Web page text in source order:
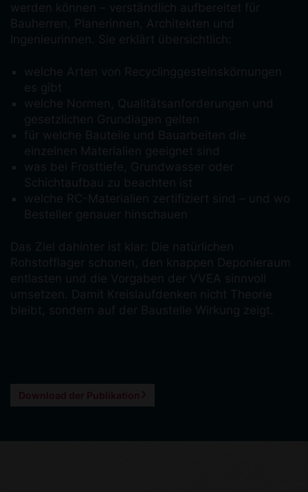
werden können – verständlich aufbereitet für
Bauherren, Planerinnen, Architekten und
Ingenieurinnen. Sie erklärt übersichtlich:
welche Arten von Recyclinggesteinskörnungen
es gibt
welche Normen, Qualitätsanforderungen und
gesetzlichen Grundlagen gelten
für welche Bauteile und Bauarbeiten die
einzelnen Materialien geeignet sind
was bei Frosttiefe, Grundwasser oder
Schichtaufbau zu beachten ist
welche RC-Materialien zertifiziert sind – und wo
Besteller genauer hinschauen
Das Ziel dahinter ist klar: Die natürlichen
Rohstofflager schonen, den knappen Deponieraum
entlasten und die Vorgaben der VVEA sinnvoll
umsetzen. Damit Kreislaufdenken nicht Theorie
bleibt, sondern auf der Baustelle Wirkung zeigt.
Download der Publikation